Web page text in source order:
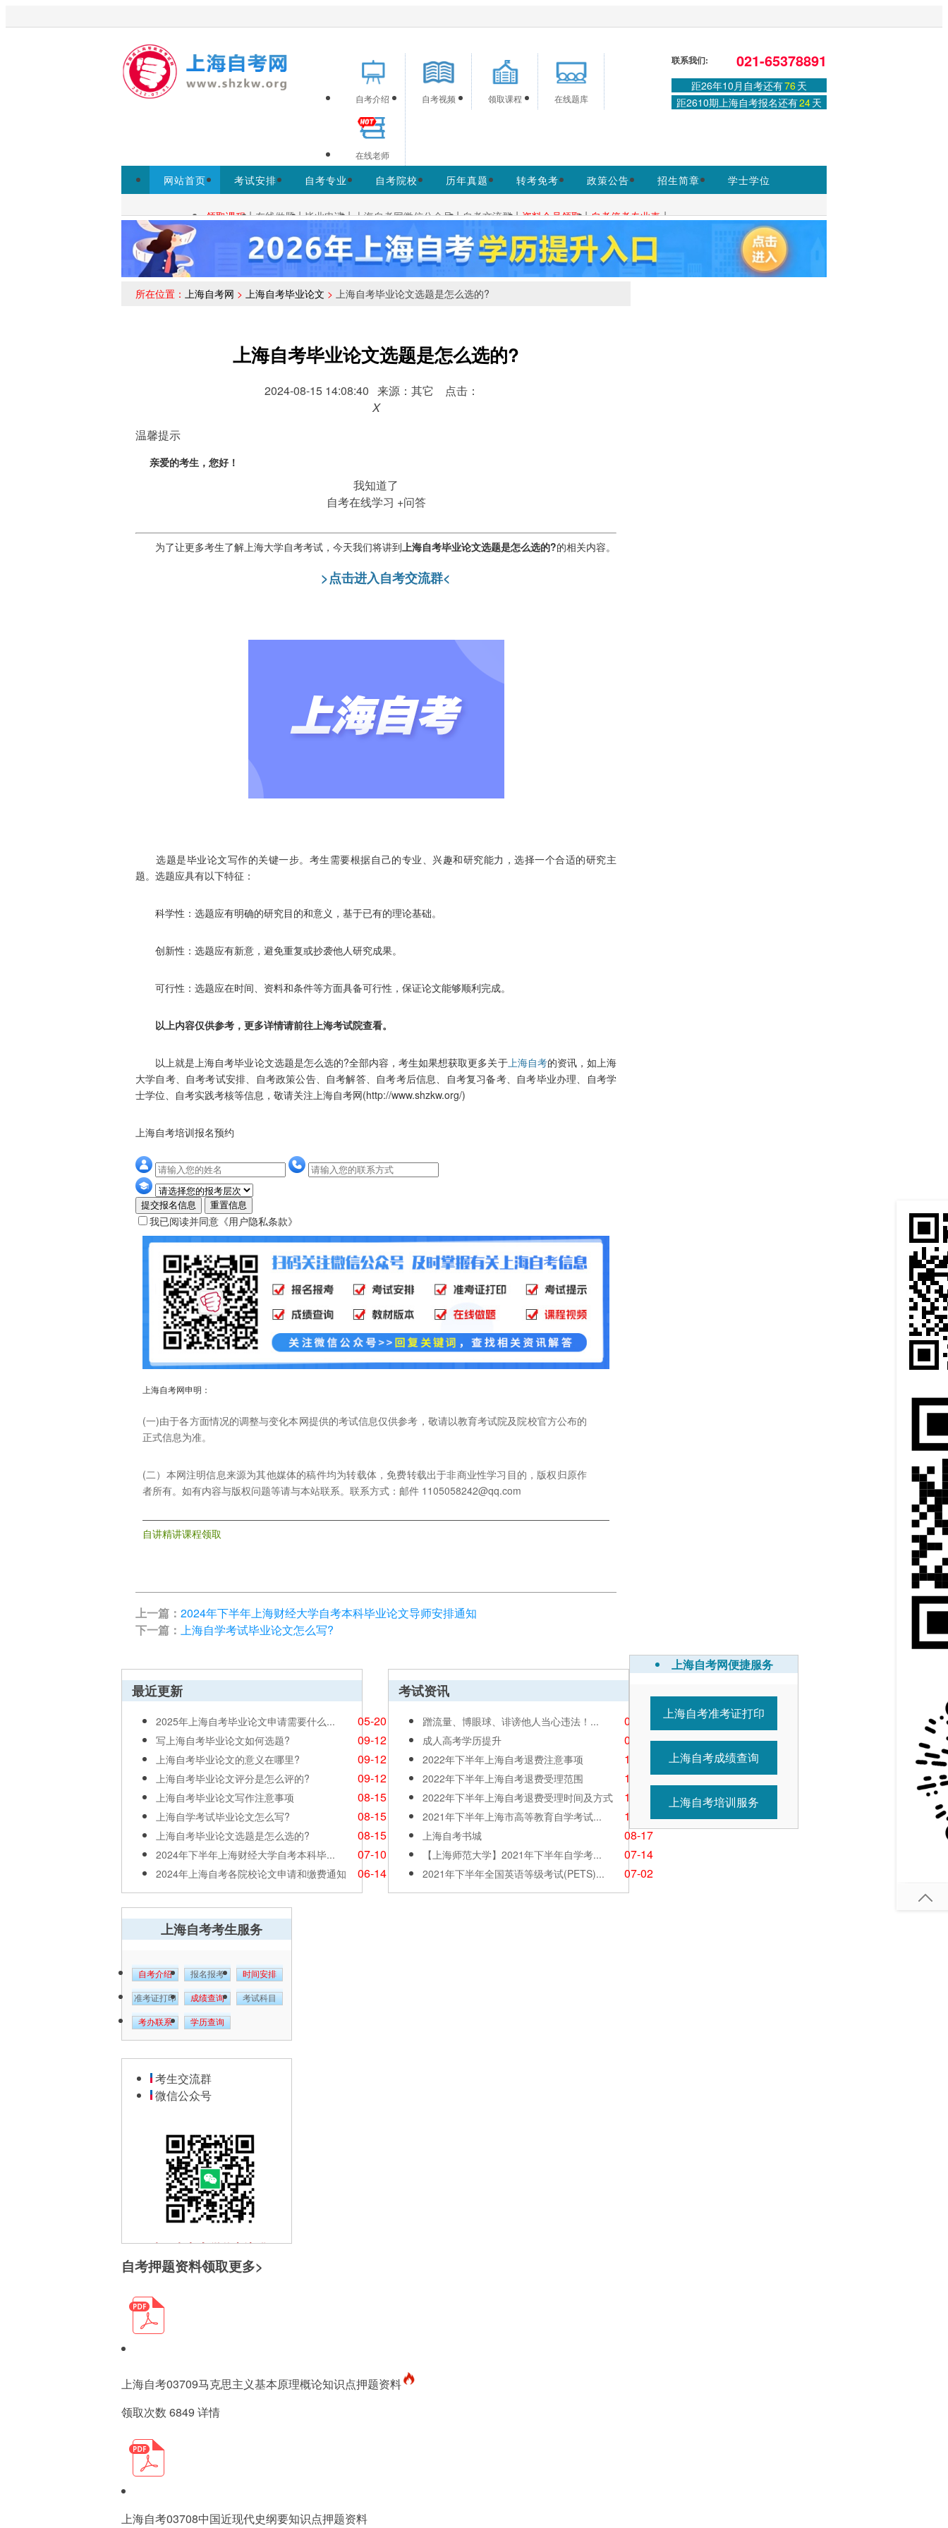
欢迎来到上海启课自考网！为考生提供上海自考信息服务，供学习交流使用，非政府官方网站，官方信息以上海教育考试院www.shmeea.edu.cn为准。
或注册|学习中心
自考介绍 自考视频 领取课程 在线题库
在线老师
联系我们: 021-65378891
距26年10月自考还有76 天
距2610期上海自考报名还有24天
网站首页 考试安排 自考专业 自考院校 历年真题 转考免考 政策公告 招生简章
学士学位
自考查询：
领取课程 | 在线做题 | 毕业申请 | 上海自考网微信公众号 | 自考交流群 | 资料会员领取 | 自考停考专业表 |
所在位置： 上海自考网 > 上海自考毕业论文 > 上海自考毕业论文选题是怎么选的?
上海自考毕业论文选题是怎么选的?
2024-08-15 14:08:40 来源：其它 点击：
X
温馨提示
亲爱的考生，您好！
我知道了
自考在线学习 +问答
为了让更多考生了解上海大学自考考试，今天我们将讲到 上海自考毕业论文选题是怎么选的?的相关内容。
>点击进入自考交流群<
选题是毕业论文写作的关键一步。考生需要根据自己的专业、兴趣和研究能力，选择一个合适的研究主
题。选题应具有以下特征：
科学性：选题应有明确的研究目的和意义，基于已有的理论基础。
创新性：选题应有新意，避免重复或抄袭他人研究成果。
可行性：选题应在时间、资料和条件等方面具备可行性，保证论文能够顺利完成。
以上内容仅供参考，更多详情请前往上海考试院查看。
以上就是上海自考毕业论文选题是怎么选的?全部内容，考生如果想获取更多关于上海自考的资讯，如上海
大学自考、自考考试安排、自考政策公告、自考解答、自考考后信息、自考复习备考、自考毕业办理、自考学
士学位、自考实践考核等信息，敬请关注上海自考网(http://www.shzkw.org/)
上海自考培训报名预约
提交报名信息 重置信息
我已阅读并同意 《用户隐私条款》
上海自考网申明：
(一)由于各方面情况的调整与变化本网提供的考试信息仅供参考，敬请以教育考试院及院校官方公布的
正式信息为准。
(二）本网注明信息来源为其他媒体的稿件均为转载体，免费转载出于非商业性学习目的，版权归原作
者所有。如有内容与版权问题等请与本站联系。联系方式：邮件 1105058242@qq.com
自讲精讲课程领取
上一篇： 2024年下半年上海财经大学自考本科毕业论文导师安排通知
下一篇： 上海自学考试毕业论文怎么写?
最近更新
2025年上海自考毕业论文申请需要什么... 05-20
写上海自考毕业论文如何选题? 09-12
上海自考毕业论文的意义在哪里? 09-12
上海自考毕业论文评分是怎么评的? 09-12
上海自考毕业论文写作注意事项 08-15
上海自学考试毕业论文怎么写? 08-15
上海自考毕业论文选题是怎么选的? 08-15
2024年下半年上海财经大学自考本科毕... 07-10
2024年上海自考各院校论文申请和缴费通知 06-14
考试资讯
蹭流量、博眼球、诽谤他人当心违法！... 05-11
成人高考学历提升 07-21
2022年下半年上海自考退费注意事项 11-01
2022年下半年上海自考退费受理范围 11-01
2022年下半年上海自考退费受理时间及方式 11-01
2021年下半年上海市高等教育自学考试... 10-25
上海自考书城 08-17
【上海师范大学】2021年下半年自学考... 07-14
2021年下半年全国英语等级考试(PETS)... 07-02
上海自考网便捷服务
上海自考准考证打印
上海自考成绩查询
上海自考培训服务
上海自考考生服务
自考介绍 报名报考 时间安排
准考证打印 成绩查询 考试科目
考办联系 学历查询
考生交流群
微信公众号
扫一扫加入微信交流群
与其他自考生一起互动、学习
扫一扫关注微信公众号
随时获取自考信息以及各类学
自考押题资料领取更多>
上海自考03709马克思主义基本原理概论知识点押题资料
领取次数 6849 详情
上海自考03708中国近现代史纲要知识点押题资料